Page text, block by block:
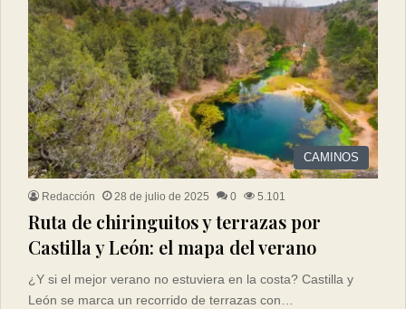
CAMINOS
Redacción 28 de julio de 2025 0 5.101
Ruta de chiringuitos y terrazas por
Castilla y León: el mapa del verano
¿Y si el mejor verano no estuviera en la costa? Castilla y
León se marca un recorrido de terrazas con…